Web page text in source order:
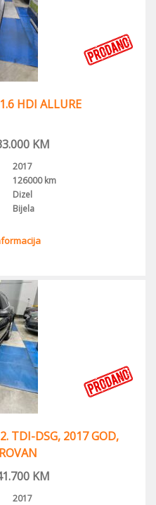
HDI ALLURE
KM
2017
126000 km
Dizel
Bijela
TDI-DSG, 2017 GOD,
KM
2017